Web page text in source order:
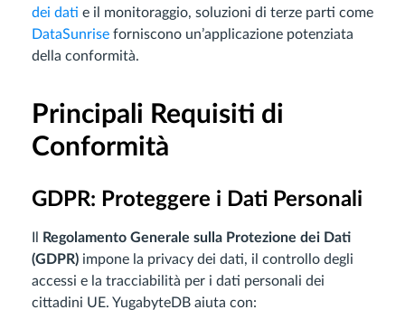
dei dati e il monitoraggio, soluzioni di terze parti come
DataSunrise forniscono un’applicazione potenziata
della conformità.
Principali Requisiti di
Conformità
GDPR: Proteggere i Dati Personali
Regolamento Generale sulla Protezione dei Dati
(GDPR) impone la privacy dei dati, il controllo degli
accessi e la tracciabilità per i dati personali dei
cittadini UE. YugabyteDB aiuta con: